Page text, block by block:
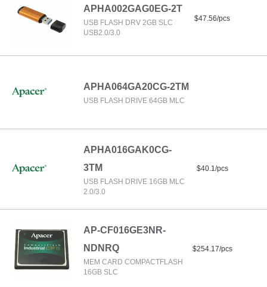
APHA002GAG0EG-2T
USB FLASH DRV 2GB SLC
USB2.0/3.0
$47.56/pcs
APHA064GA20CG-2TM
USB FLASH DRIVE 64GB MLC
APHA016GAK0CG-
3TM
USB FLASH DRIVE 16GB MLC
2.0/3.0
$40.1/pcs
AP-CF016GE3NR-
NDNRQ
MEM CARD COMPACTFLASH
16GB SLC
$254.17/pcs